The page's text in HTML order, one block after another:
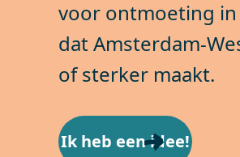
voor ontmoeting
dat Amsterdam-
of sterker maakt.
Ik heb een idee!